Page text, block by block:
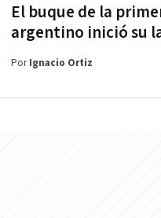
El buque de la
argentino inició su
PorIgnacio Ortiz